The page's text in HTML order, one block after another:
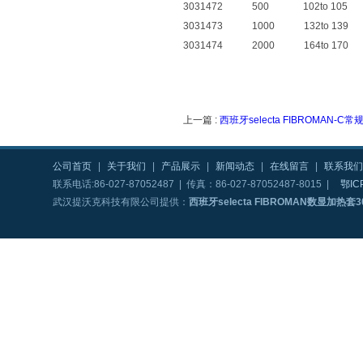
3031472 500
3031473 1000
3031474 2000
上一篇 : 西班牙selecta FIBROMAN-C常
公司首页 关于我们 产品展示 新闻动态 在线留言
联系我们
联系电话:86-027-87052487 | 传真：86-027-87052487-8015 |
鄂
武汉提沃克科技有限公司提供： 西班牙selecta FIBROMAN数显加热套